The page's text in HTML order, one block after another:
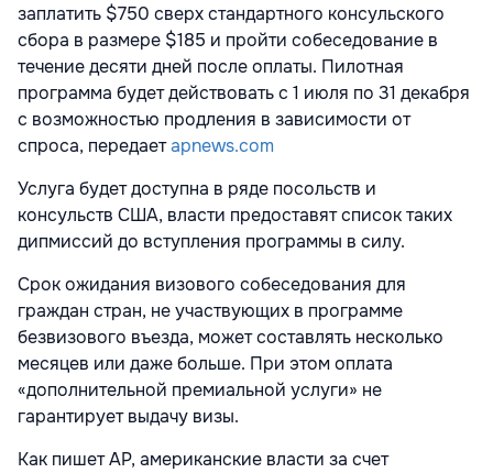
заплатить $750 сверх стандартного консульского
сбора в размере $185 и пройти собеседование в
течение десяти дней после оплаты. Пилотная
программа будет действовать с 1 июля по 31 декабря
с возможностью продления в зависимости от
спроса, передаетapnews.com
Услуга будет доступна в ряде посольств и
консульств США, власти предоставят список таких
дипмиссий до вступления программы в силу.
Срок ожидания визового собеседования для
граждан стран, не участвующих в программе
безвизового въезда, может составлять несколько
месяцев или даже больше. При этом оплата
«дополнительной премиальной услуги» не
гарантирует выдачу визы.
Как пишет AP, американские власти за счет